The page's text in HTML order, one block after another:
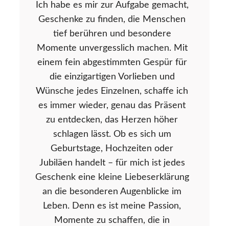
Ich habe es mir zur Aufgabe gemacht,
Geschenke zu finden, die Menschen
tief berühren und besondere
Momente unvergesslich machen. Mit
einem fein abgestimmten Gespür für
die einzigartigen Vorlieben und
Wünsche jedes Einzelnen, schaffe ich
es immer wieder, genau das Präsent
zu entdecken, das Herzen höher
schlagen lässt. Ob es sich um
Geburtstage, Hochzeiten oder
Jubiläen handelt – für mich ist jedes
Geschenk eine kleine Liebeserklärung
an die besonderen Augenblicke im
Leben. Denn es ist meine Passion,
Momente zu schaffen, die in